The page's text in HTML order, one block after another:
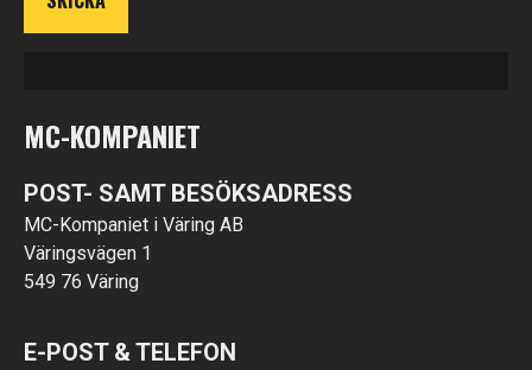
MC-KOMPANIET
POST- SAMT BESÖKSADRESS
MC-Kompaniet i Väring AB
Väringsvägen 1
549 76 Väring
E-POST & TELEFON